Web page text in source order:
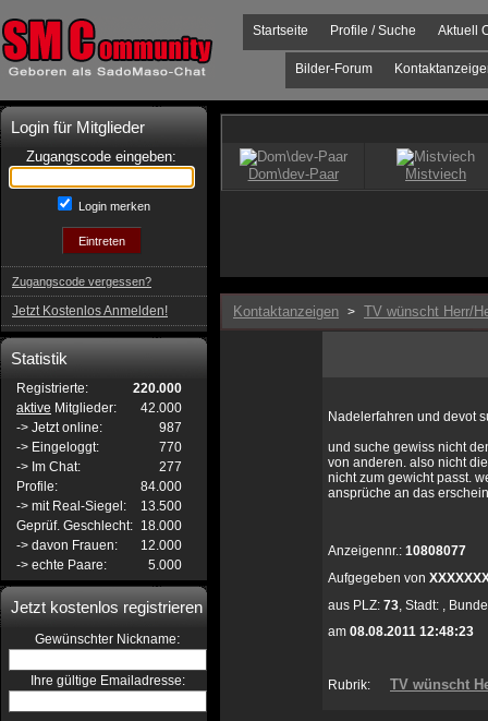
Aktuell
Profile / Suche
Startseite
Bilder-Forum
Login für Mitglieder
Zugangscode eingeben:
Login merken
Zugangscode vergessen?
Jetzt Kostenlos Anmelden!
Statistik
Registrierte:
220.000
aktive Mitglieder:
42.000
-> Jetzt online:
987
-> Eingeloggt:
770
-> Im Chat:
277
Profile:
84.000
-> mit Real-Siegel:
13.500
Geprüf. Geschlecht: 18.000
-> davon Frauen:
12.000
-> echte Paare:
5.000
Jetzt kostenlos registrieren
Gewünschter Nickname:
Ihre gültige Emailadresse:
Kontaktanzeigen > TV wünscht Herr/
Nadelerfahren und devot
und suche gewiss nicht
von anderen. also nicht
nicht zum gewicht passt.
ansprüche an das
Anzeigennr.: 10808077
Aufgegeben von
aus PLZ: 73, Stadt: ,
am 08.08.2011 12:48:23
Rubrik: TV wünscht